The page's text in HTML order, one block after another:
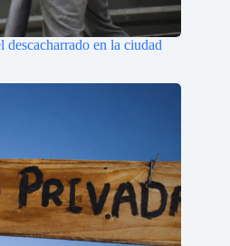
en la ciudad